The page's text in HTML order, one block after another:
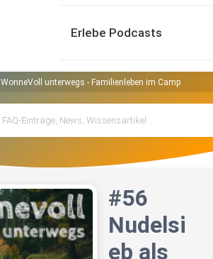
Erlebe Podcasts
WonneVoll unterwegs - Familienleben im Campervan
#56
Nudelsi
eb als